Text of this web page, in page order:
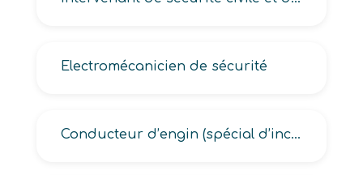
Electromécanicien de sécurité
Conducteur d’engin (spécial d’incendie, d’extinction d’incendie)